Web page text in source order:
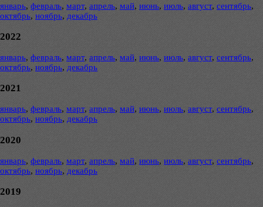
январь, февраль, март, апрель, май, июнь, июль, август, сентябрь,
октябрь, ноябрь, декабрь
2022
январь, февраль, март, апрель, май, июнь, июль, август, сентябрь,
октябрь, ноябрь, декабрь
2021
январь, февраль, март, апрель, май, июнь, июль, август, сентябрь,
октябрь, ноябрь, декабрь
2020
январь, февраль, март, апрель, май, июнь, июль, август, сентябрь,
октябрь, ноябрь, декабрь
2019